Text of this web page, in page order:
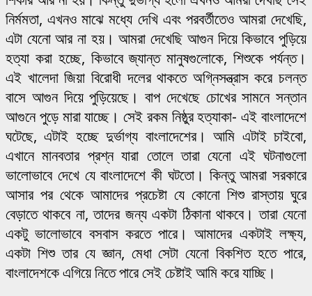
নির্মমতা, এখনও মাঝে মধ্যে দেখি এবং পরবর্তীতেও আমরা দেখেছি,
এটা যেনো আর না হয়। আমরা দেখেছি আগুন দিয়ে কিভাবে পুড়িয়ে
হত্যা করা হচ্ছে, কিভাবে জ্যান্ত মানুষগুলোকে, শিশুকে পর্যন্ত।
এই খালেদা জিয়া বিরোধী দলের থাকতে অগ্নিসন্ত্রাস করে চলন্ত
বাসে আগুন দিয়ে পুড়িয়েছে। বাপ দেখেছে চোখের সামনে সন্তান
আগুনে পুড়ে মারা যাচ্ছে। সেই রকম নিষ্ঠুর হত্যাকা- এই বাংলাদেশে
ঘটেছে, এটাই হচ্ছে দুর্ভাগ্য বাংলাদেশের। আমি এটাই চাইবো,
এখানে মানবতার প্রশ্ন যারা তোলে তারা যেনো এই ঘটনাগুলো
ভালোভাবে দেখে যে বাংলাদেশে কী ঘটতো। কিন্তু আমরা সরকারে
আসার পর থেকে আমাদের প্রচেষ্টা যে কোনো শিশু রাস্তায় ঘুরে
বেড়াতে থাকবে না, তাদের জন্য একটা ঠিকানা থাকবে। তারা যেনো
একটু ভালোভাবে বসবাস করতে পারে। আমাদের একটাই লক্ষ্য,
একটা শিশু তার যে জ্ঞান, মেধা সেটা যেনো বিকশিত হতে পারে,
বাংলাদেশকে এগিয়ে নিতে পারে সেই চেষ্টাই আমি করে যাচ্ছি।